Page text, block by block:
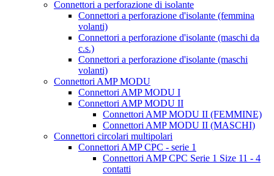
Connettori a perforazione di isolante
Connettori a perforazione d'isolante (femmina
volanti)
Connettori a perforazione d'isolante (maschi da
c.s.)
Connettori a perforazione d'isolante (maschi
volanti)
Connettori AMP MODU
Connettori AMP MODU I
Connettori AMP MODU II
Connettori AMP MODU II (FEMMINE)
Connettori AMP MODU II (MASCHI)
Connettori circolari multipolari
Connettori AMP CPC - serie 1
Connettori AMP CPC Serie 1 Size 11 - 4
contatti